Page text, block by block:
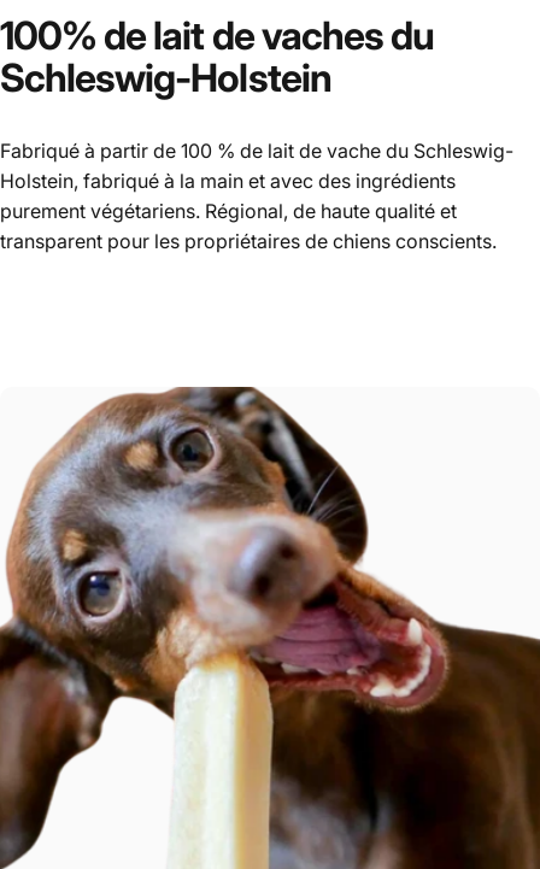
100% delaitdevachesdu
Schleswig-Holstein
Fabriqué à partir de 100 % de lait de vache du Schleswig-
Holstein, fabriqué à la main et avec des ingrédients
purement végétariens. Régional, de haute qualité et
transparent pour les propriétaires de chiens conscients.